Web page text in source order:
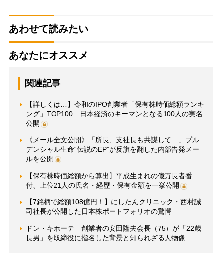
あわせて読みたい
あなたにオススメ
関連記事
【詳しくは…】令和のIPO創業者「保有株時価総額ランキ
ング」TOP100 日本経済のキーマンとなる100人の実名
公開
《メール全文公開》「所長、支社長も共謀して…」プル
デンシャル生命“伝説のEP”が反旗を翻した内部告発メー
ルを公開
【保有株時価総額から算出】平成生まれの億万長者番
付、上位21人の氏名・経歴・保有金額を一挙公開
【7銘柄で総額108億円！】にしたんクリニック・西村誠
司社長が公開した日本株ポートフォリオの驚愕
ドン・キホーテ 創業者の安田隆夫会長（75）が「22歳
長男」を取締役に指名した背景と知られざる人物像